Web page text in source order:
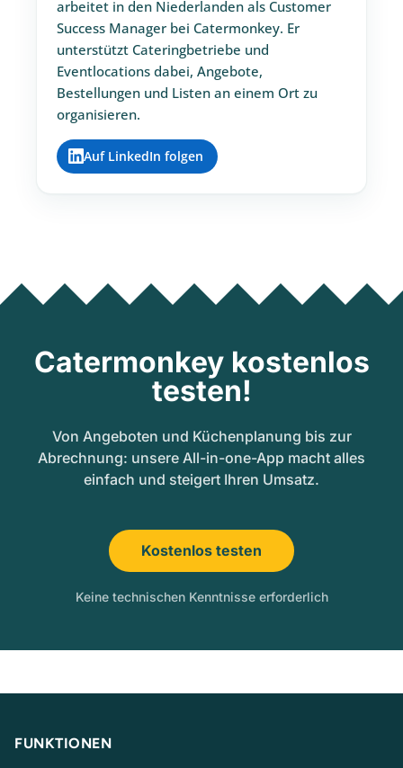
arbeitet in den Niederlanden als Customer
Success Manager bei Catermonkey. Er
unterstützt Cateringbetriebe und
Eventlocations dabei, Angebote,
Bestellungen und Listen an einem Ort zu
organisieren.
Auf LinkedIn folgen
Catermonkey kostenlos
testen!
Von Angeboten und Küchenplanung bis zur
Abrechnung: unsere All-in-one-App macht alles
einfach und steigert Ihren Umsatz.
Kostenlos testen
Keine technischen Kenntnisse erforderlich
FUNKTIONEN